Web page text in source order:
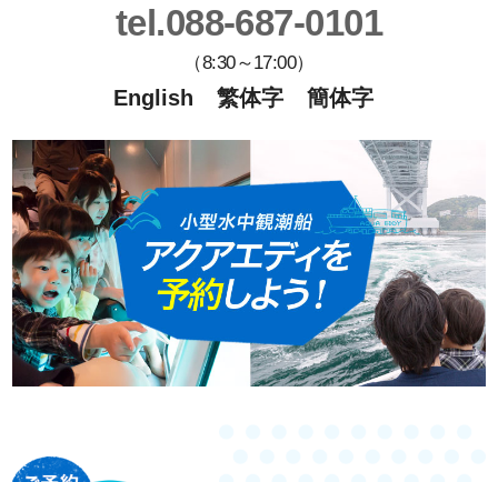
tel.088-687-0101
（8:30～17:00）
English 繁体字 簡体字